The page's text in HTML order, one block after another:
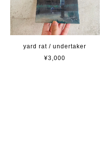
yard rat / undertaker
¥3,000